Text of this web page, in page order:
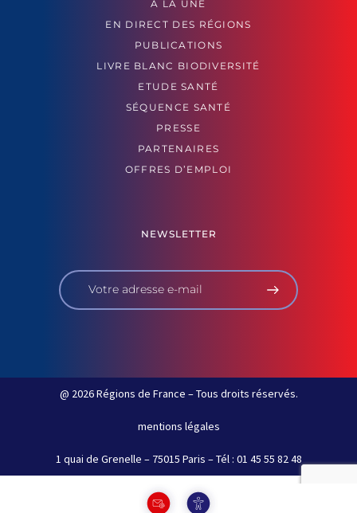
À LA UNE
EN DIRECT DES RÉGIONS
PUBLICATIONS
LIVRE BLANC BIODIVERSITÉ
ETUDE SANTÉ
SÉQUENCE SANTÉ
PRESSE
PARTENAIRES
OFFRES D’EMPLOI
NEWSLETTER
@ 2026 Régions de France – Tous droits réservés.
mentions légales
1 quai de Grenelle – 75015 Paris – Tél : 01 45 55 82 48